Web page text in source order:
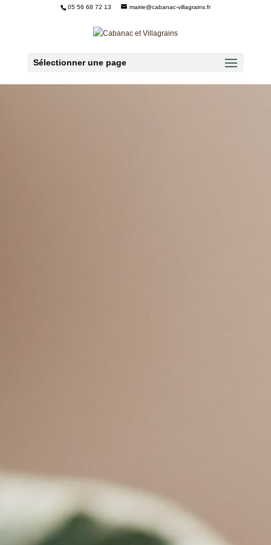
05 56 68 72 13 mairie@cabanac-villagrains.fr
Sélectionner une page